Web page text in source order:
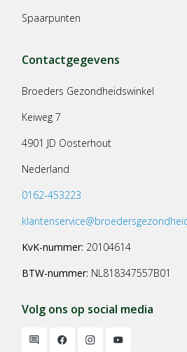
Spaarpunten
Contactgegevens
Broeders Gezondheidswinkel
Keiweg 7
4901 JD Oosterhout
Nederland
0162-453223
KvK-nummer: 20104614
BTW-nummer: NL818347557B01
Volg ons op social media